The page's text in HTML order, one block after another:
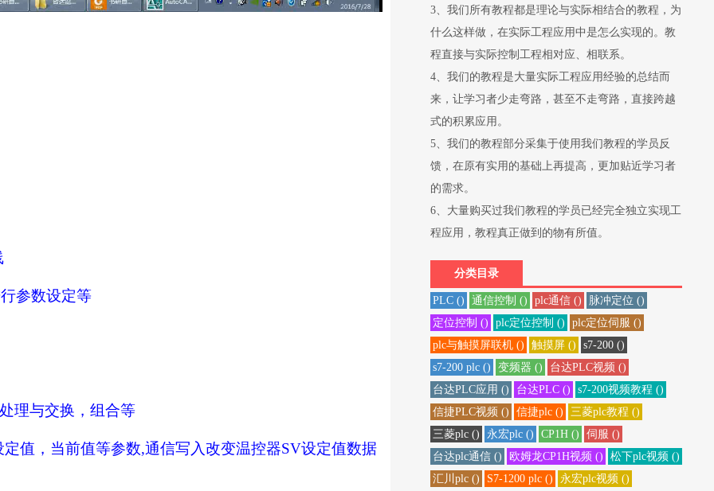
参数设定等
理与交换，组合等
定值，当前值等参数,通信写入改变温控器SV设定值数据
3、我们所有教程都是理论与实际相结合的教程，为
什么这样做，在实际工程应用中是怎么实现的。教
程直接与实际控制工程相对应、相联系。
4、我们的教程是大量实际工程应用经验的总结而
来，让学习者少走弯路，甚至不走弯路，直接跨越
式的积累应用。
5、我们的教程部分采集于使用我们教程的学员反
馈，在原有实用的基础上再提高，更加贴近学习者
的需求。
6、大量购买过我们教程的学员已经完全独立实现工
程应用，教程真正做到的物有所值。
分类目录
PLC () 通信控制 () plc通信 ()
脉冲定位 ()
定位控制 ()
plc定位控制 ()
plc定位伺服 ()
plc与触摸屏联机 ()
触摸屏 ()
s7-200 ()
s7-200 plc ()
变频器 ()
台达PLC视频 ()
台达PLC应用 ()
台达PLC ()
s7-200视频教程 ()
信捷PLC视频 ()
信捷plc ()
三菱plc教程 ()
三菱plc ()
永宏plc () CP1H ()
伺服 ()
台达plc通信 ()
欧姆龙CP1H视频 ()
松下plc视频 ()
汇川plc ()
S7-1200 plc ()
永宏plc视频 ()